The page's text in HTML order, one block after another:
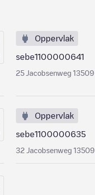
Oppervlak
sebe1100000641
25 Jacobsenweg 13509
Oppervlak
sebe1100000635
32 Jacobsenweg 13509